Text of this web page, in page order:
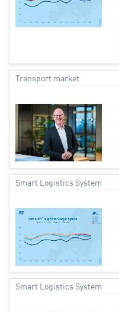
Transport market
Smart Logistics System
Smart Logistics System